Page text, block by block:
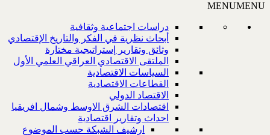
MENUMENU
دراسات اجتماعية وثقافية
أبحاث نظرية في الفكر والتاريخ الإقتصادي
وثائق وتقارير إستراتيجية مختارة
الملتقى الاقتصادي العراقي العلمي الأول
السياسات الاقتصادية
القطاعات الاقتصادية
الاقتصاد الدولي
اقتصادات الشرق الاوسط وشمال افريقيا
احداث وتقارير اقتصادية
ارشيف الشبكة حسب الموضوع